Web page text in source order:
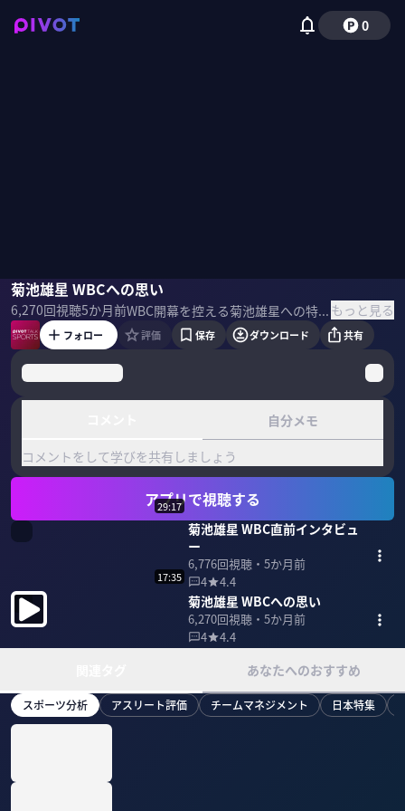
0
菊池雄星 WBCへの思い
6,270回視聴5か月前 WBC開幕を控える菊池雄星への特別インタビュー。リスクを承知で出場を熱望する、その背景には何があるのか。前大会で侍ジャパンに帯同した野球アナリスト・山田隼哉が、鋭く核心を突く。 ＜ゲスト＞ 菊池雄星｜メジャーリーガー 1991年岩手県盛岡市で生まれ、花巻東高校卒業後、西武ライオンズに入団。 最多勝 最優秀防御率 ベストナイン（2度） ゴールデンクラブ賞を獲得。 2019年にメジャーリーグへ挑戦。2021年にオールスターに初選出。 マリナーズ、ブルージェイズ、アストロズを経て、現在エンゼルスに所属。 ＜参考書籍＞ 『こうやって、僕は戦い続けてきた。 「理想の自分」に近づくための77の習慣』 菊池雄星（著）PHP研究所（刊） もっと見る
菊池雄星 山田隼哉
フォロー 評価 保存 ダウンロード 共有
自分メモ
コメントをして学びを共有しましょう
アプリで視聴する
29:17
菊池雄星 WBC直前インタビュ
ー
6,776回視聴・ 5か月前
4
4.4
17:35
菊池雄星 WBCへの思い
6,270回視聴・ 5か月前
4
4.4
あなたへのおすすめ
スポーツ分析 アスリート評価 チームマネジメント 日本特集